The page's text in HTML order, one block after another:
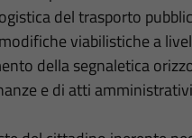
del trasporto
viabilistiche a
della segnaletica
e di atti